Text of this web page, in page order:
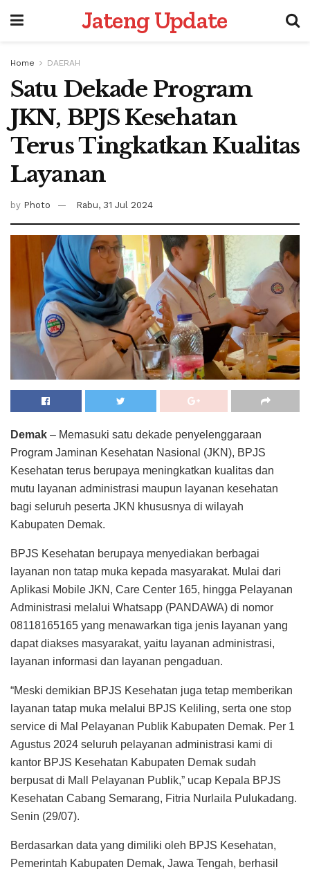
Jateng Update
Home DAERAH
Satu Dekade Program
JKN, BPJS Kesehatan
Terus Tingkatkan Kualitas
Layanan
by Photo Rabu, 31 Jul 2024
Demak – Memasuki satu dekade penyelenggaraan
Program Jaminan Kesehatan Nasional (JKN), BPJS
Kesehatan terus berupaya meningkatkan kualitas dan
mutu layanan administrasi maupun layanan kesehatan
bagi seluruh peserta JKN khususnya di wilayah
Kabupaten Demak.
BPJS Kesehatan berupaya menyediakan berbagai
layanan non tatap muka kepada masyarakat. Mulai dari
Aplikasi Mobile JKN, Care Center 165, hingga Pelayanan
Administrasi melalui Whatsapp (PANDAWA) di nomor
08118165165 yang menawarkan tiga jenis layanan yang
dapat diakses masyarakat, yaitu layanan administrasi,
layanan informasi dan layanan pengaduan.
“Meski demikian BPJS Kesehatan juga tetap memberikan
layanan tatap muka melalui BPJS Keliling, serta one stop
service di Mal Pelayanan Publik Kabupaten Demak. Per 1
Agustus 2024 seluruh pelayanan administrasi kami di
kantor BPJS Kesehatan Kabupaten Demak sudah
berpusat di Mall Pelayanan Publik,” ucap Kepala BPJS
Kesehatan Cabang Semarang, Fitria Nurlaila Pulukadang.
Senin (29/07).
Berdasarkan data yang dimiliki oleh BPJS Kesehatan,
Pemerintah Kabupaten Demak, Jawa Tengah, berhasil